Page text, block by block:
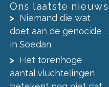
Ons laatste nieuws
Niemand die wat
doet aan de genocide
in Soedan
Het torenhoge
aantal vluchtelingen